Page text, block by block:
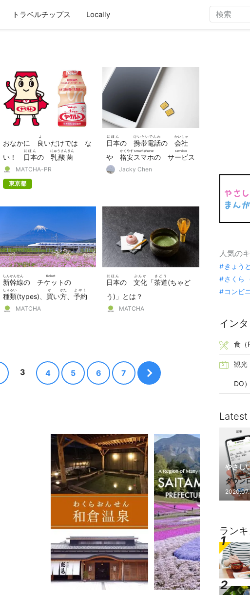
トラベルチップス Locally
おなかに 良
よ
いだけでは な
い！
日本
にほん
の 乳酸菌
にゅうさんきん
飲料(probiotic lactic acid
bacteria drink)「ヤクルト」
MATCHA-PR
東京都
日本
にほん
の 携帯電話
けいたいでんわ
の 会社
かいしゃ
や 格安
かくやす
スマホ
smartphone
の サービス
service
Jacky Chen
新幹線
しんかんせん
の チケット
ticket
の
種類
しゅるい
(types)、 買
か
い方
かた
、 予約
よやく
の やり方
MATCHA
日本
にほん
の 文化
ぶんか
「茶道
さどう
(ちゃど
う)」とは？
MATCHA
3 4 5 6 7
人気の
きょうと
さくら
コンビニ
イン
食（
観光
DO）
やさし
ダウン
しい日
にほ
ラン